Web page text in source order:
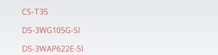
CS-T35
DS-3WG105G-SI
DS-3WAP622E-SI